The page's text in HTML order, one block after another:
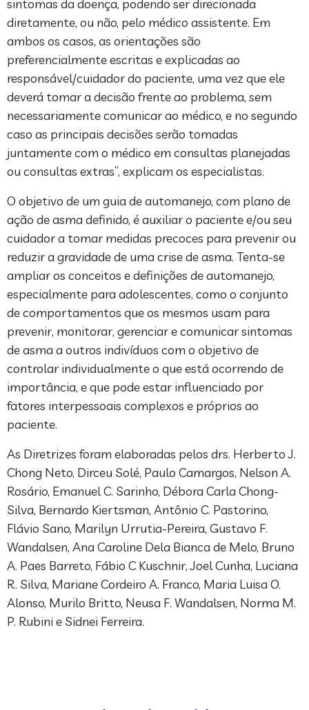
sintomas da doença, podendo ser direcionada
diretamente, ou não, pelo médico assistente. Em
ambos os casos, as orientações são
preferencialmente escritas e explicadas ao
responsável/cuidador do paciente, uma vez que ele
deverá tomar a decisão frente ao problema, sem
necessariamente comunicar ao médico, e no segundo
caso as principais decisões serão tomadas
juntamente com o médico em consultas planejadas
ou consultas extras”, explicam os especialistas.
O objetivo de um guia de automanejo, com plano de
ação de asma definido, é auxiliar o paciente e/ou seu
cuidador a tomar medidas precoces para prevenir ou
reduzir a gravidade de uma crise de asma. Tenta-se
ampliar os conceitos e definições de automanejo,
especialmente para adolescentes, como o conjunto
de comportamentos que os mesmos usam para
prevenir, monitorar, gerenciar e comunicar sintomas
de asma a outros indivíduos com o objetivo de
controlar individualmente o que está ocorrendo de
importância, e que pode estar influenciado por
fatores interpessoais complexos e próprios ao
paciente.
As Diretrizes foram elaboradas pelos drs. Herberto J.
Chong Neto, Dirceu Solé, Paulo Camargos, Nelson A.
Rosário, Emanuel C. Sarinho, Débora Carla Chong-
Silva, Bernardo Kiertsman, Antônio C. Pastorino,
Flávio Sano, Marilyn Urrutia-Pereira, Gustavo F.
Wandalsen, Ana Caroline Dela Bianca de Melo, Bruno
A. Paes Barreto, Fábio C Kuschnir, Joel Cunha, Luciana
R. Silva, Mariane Cordeiro A. Franco, Maria Luisa O.
Alonso, Murilo Britto, Neusa F. Wandalsen, Norma M.
P. Rubini e Sidnei Ferreira.